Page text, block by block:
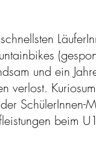
und ein
verlost.
SchülerInnen-
beim